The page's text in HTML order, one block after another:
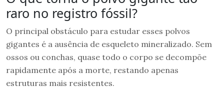
raro no registro fóssil?
O principal obstáculo para estudar esses polvos
gigantes é a ausência de esqueleto mineralizado. Sem
ossos ou conchas, quase todo o corpo se decompõe
rapidamente após a morte, restando apenas
estruturas mais resistentes.